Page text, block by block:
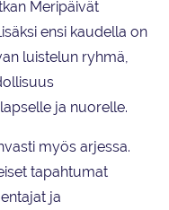
Meripäivät
ensi kaudella on
luistelun ryhmä,
ja nuorelle.
myös arjessa.
tapahtumat
ja